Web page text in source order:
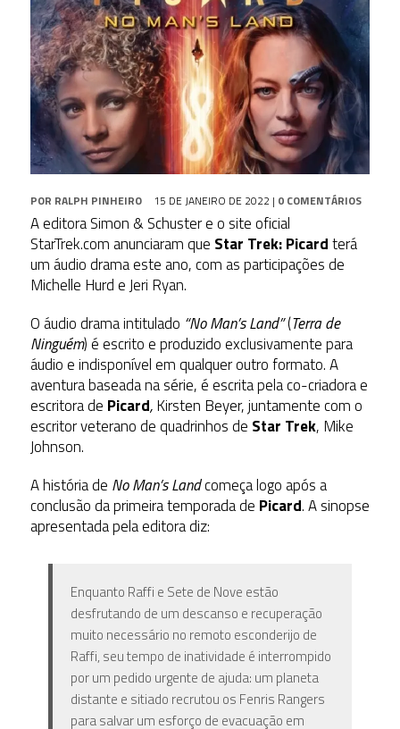
POR RALPH PINHEIRO 15 DE JANEIRO DE 2022 | 0 COMENTÁRIOS
A editora Simon & Schuster e o site oficial
StarTrek.com anunciaram que Star Trek: Picardterá
um áudio drama este ano, com as participações de
Michelle Hurd e Jeri Ryan.
O áudio drama intitulado “No Man’s Land”(Terra de
Ninguém) é escrito e produzido exclusivamente para
áudio e indisponível em qualquer outro formato. A
aventura baseada na série, é escrita pela co-criadora e
escritora de Picard,Kirsten Beyer, juntamente com o
escritor veterano de quadrinhos de Star Trek, Mike
Johnson.
A história de No Man’s Landcomeça logo após a
conclusão da primeira temporada de Picard. A sinopse
apresentada pela editora diz:
Enquanto Raffi e Sete de Nove estão
desfrutando de um descanso e recuperação
muito necessário no remoto esconderijo de
Raffi, seu tempo de inatividade é interrompido
por um pedido urgente de ajuda: um planeta
distante e sitiado recrutou os Fenris Rangers
para salvar um esforço de evacuação em